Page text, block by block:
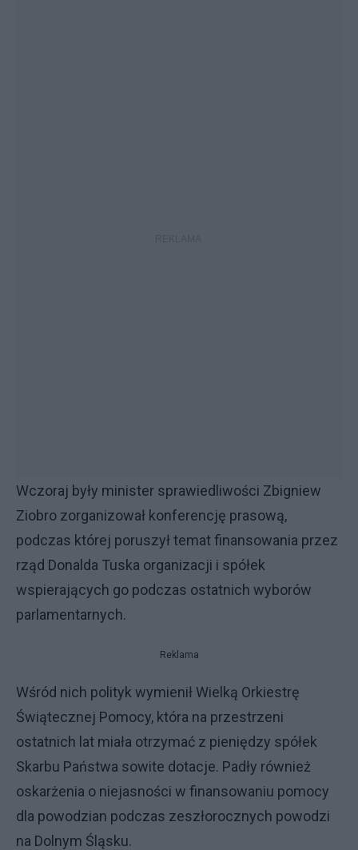
Wczoraj były minister sprawiedliwości Zbigniew
Ziobro zorganizował konferencję prasową,
podczas której poruszył temat finansowania przez
rząd Donalda Tuska organizacji i spółek
wspierających go podczas ostatnich wyborów
parlamentarnych.
Reklama
Wśród nich polityk wymienił Wielką Orkiestrę
Świątecznej Pomocy, która na przestrzeni
ostatnich lat miała otrzymać z pieniędzy spółek
Skarbu Państwa sowite dotacje. Padły również
oskarżenia o niejasności w finansowaniu pomocy
dla powodzian podczas zeszłorocznych powodzi
na Dolnym Śląsku.